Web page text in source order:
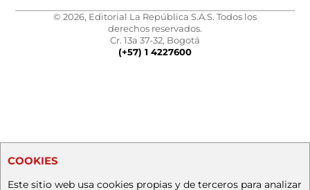
© 2026, Editorial La República S.A.S. Todos los
derechos reservados.
Cr. 13a 37-32, Bogotá
(+57) 1 4227600
COOKIES
Este sitio web usa cookies propias y de terceros para analizar